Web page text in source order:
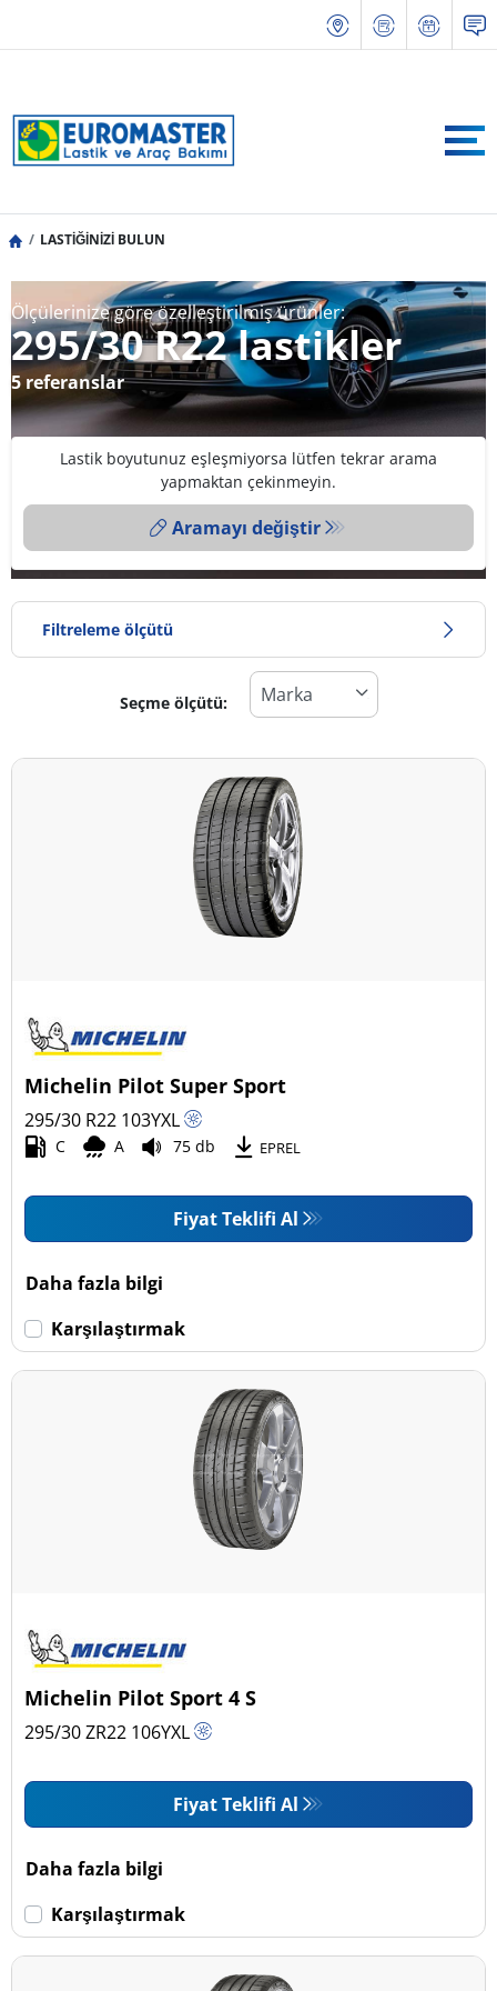
LASTİĞİNİZİ BULUN
Ölçülerinize göre özelleştirilmiş ürünler:
295/30 R22 lastikler
5 referanslar
Lastik boyutunuz eşleşmiyorsa lütfen tekrar arama
yapmaktan çekinmeyin.
Aramayı değiştir
Filtreleme ölçütü
Lastik türü
Tüm lastik türleri (5)
Dört mevsim (0)
Binek (4)
Karavan (0)
Seçme ölçütü:
Michelin Pilot Super Sport
295/30 R22 103YXL
C A 75 db EPREL
Fiyat Teklifi Al
Daha fazla bilgi
Karşılaştırmak
Michelin Pilot Sport 4 S
295/30 ZR22 106YXL
Fiyat Teklifi Al
Daha fazla bilgi
Karşılaştırmak